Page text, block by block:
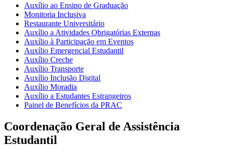
Auxílio ao Ensino de Graduação
Monitoria Inclusiva
Restaurante Universitário
Auxílio a Atividades Obrigatórias Externas
Auxílio à Participação em Eventos
Auxílio Emergencial Estudantil
Auxílio Creche
Auxílio Transporte
Auxílio Inclusão Digital
Auxílio Moradia
Auxílio a Estudantes Estrangeiros
Painel de Benefícios da PRAC
Coordenação Geral de Assistência
Estudantil